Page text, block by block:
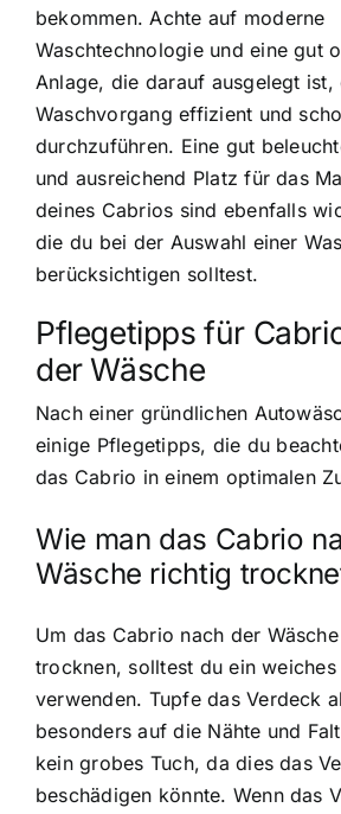
bekommen. Achte auf moderne
Waschtechnologie und eine gut
Anlage, die darauf ausgelegt ist,
Waschvorgang effizient und
durchzuführen. Eine gut
und ausreichend Platz für das
deines Cabrios sind ebenfalls
die du bei der Auswahl einer
berücksichtigen solltest.
Pflegetipps für
der Wäsche
Nach einer gründlichen
einige Pflegetipps, die du
das Cabrio in einem optimalen
Wie man das Cabrio
Wäsche richtig
Um das Cabrio nach der
trocknen, solltest du ein
verwenden. Tupfe das Verdeck
besonders auf die Nähte und
kein grobes Tuch, da dies das
beschädigen könnte. Wenn das